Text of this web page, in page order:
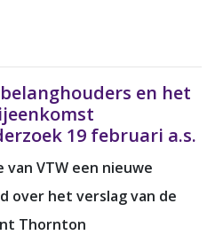
en het
19 februari a.s.
van VTW een nieuwe
over het verslag van de
Thornton